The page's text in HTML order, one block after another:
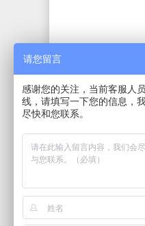
请您留言
感谢您的关注，当前客服人
线，请填写一下您的信息，
尽快和您联系。